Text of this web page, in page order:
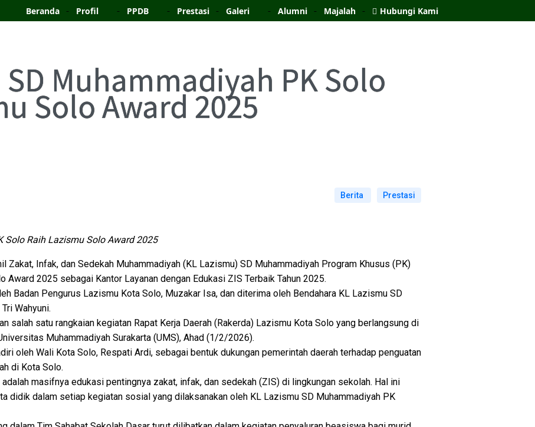
Beranda Profil PPDB Prestasi Galeri Alumni Majalah Hubungi Kami
Muhammadiyah PK Solo
Solo Award 2025
Berita Prestasi
Raih Lazismu Solo Award 2025
Zakat, Infak, dan Sedekah Muhammadiyah (KL Lazismu) SD Muhammadiyah Program Khusus (PK)
Award 2025 sebagai Kantor Layanan dengan Edukasi ZIS Terbaik Tahun 2025.
Badan Pengurus Lazismu Kota Solo, Muzakar Isa, dan diterima oleh Bendahara KL Lazismu SD
Wahyuni.
salah satu rangkaian kegiatan Rapat Kerja Daerah (Rakerda) Lazismu Kota Solo yang berlangsung di
Muhammadiyah Surakarta (UMS), Ahad (1/2/2026).
oleh Wali Kota Solo, Respati Ardi, sebagai bentuk dukungan pemerintah daerah terhadap penguatan
di Kota Solo.
masifnya edukasi pentingnya zakat, infak, dan sedekah (ZIS) di lingkungan sekolah. Hal ini
didik dalam setiap kegiatan sosial yang dilaksanakan oleh KL Lazismu SD Muhammadiyah PK